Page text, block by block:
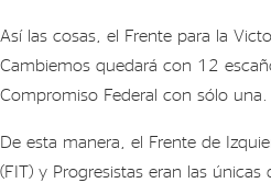
Así las cosas, el Frente para la
Cambiemos quedará con 12
Compromiso Federal con sólo una.
De esta manera, el Frente de
(FIT) y Progresistas eran las